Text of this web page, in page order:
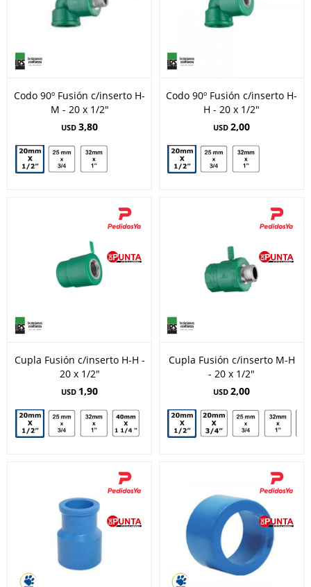
Codo 90º Fusión c/inserto H-
M - 20 x 1/2"
USD 3,80
Codo 90º Fusión c/inserto H-
H - 20 x 1/2"
USD 2,00
Cupla Fusión c/inserto H-H -
20 x 1/2"
USD 1,90
Cupla Fusión c/inserto M-H
- 20 x 1/2"
USD 2,00